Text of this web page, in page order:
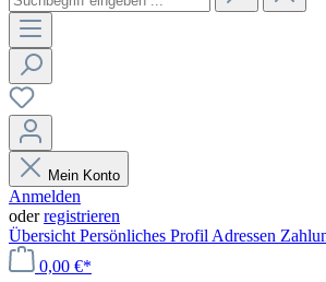
Mein Konto
Anmelden
oderregistrieren
Übersicht Persönliches Profil Adressen
0,00 €*